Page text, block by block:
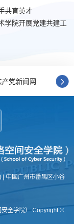
共育英才
学院开展党建共建工
产党新闻网 广东
| 中国广州市番禺区小谷
安全学院）Copyright ©